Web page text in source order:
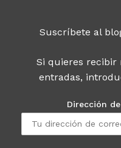
Suscríbete al
Si quieres recibir
entradas,
Dirección